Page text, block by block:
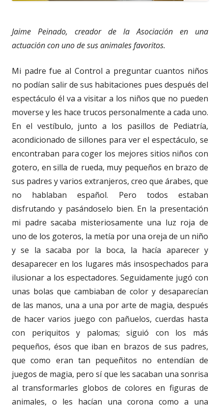
Jaime Peinado, creador de la Asociación en una
actuación con uno de sus animales favoritos.
Mi padre fue al Control a preguntar cuantos niños
no podían salir de sus habitaciones pues después del
espectáculo él va a visitar a los niños que no pueden
moverse y les hace trucos personalmente a cada uno.
En el vestíbulo, junto a los pasillos de Pediatría,
acondicionado de sillones para ver el espectáculo, se
encontraban para coger los mejores sitios niños con
gotero, en silla de rueda, muy pequeños en brazo de
sus padres y varios extranjeros, creo que árabes, que
no hablaban español. Pero todos estaban
disfrutando y pasándoselo bien. En la presentación
mi padre sacaba misteriosamente una luz roja de
uno de los goteros, la metía por una oreja de un niño
y se la sacaba por la boca, la hacía aparecer y
desaparecer en los lugares más insospechados para
ilusionar a los espectadores. Seguidamente jugó con
unas bolas que cambiaban de color y desaparecían
de las manos, una a una por arte de magia, después
de hacer varios juego con pañuelos, cuerdas hasta
con periquitos y palomas; siguió con los más
pequeños, ésos que iban en brazos de sus padres,
que como eran tan pequeñitos no entendían de
juegos de magia, pero sí que les sacaban una sonrisa
al transformarles globos de colores en figuras de
animales, o les hacían una corona como a una